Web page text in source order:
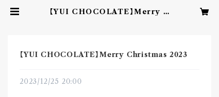
【YUI CHOCOLATE】Merry C
【YUI CHOCOLATE】Merry Christmas 2023
2023/12/25 20:00